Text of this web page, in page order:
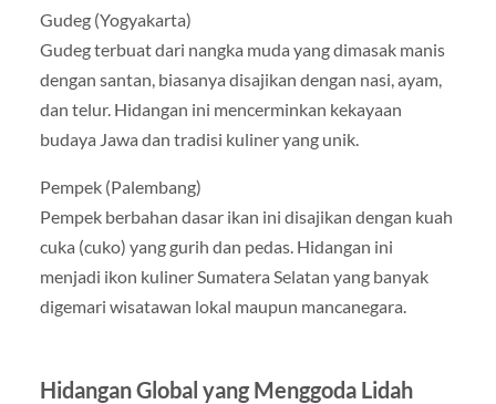
Gudeg (Yogyakarta)
Gudeg terbuat dari nangka muda yang dimasak manis
dengan santan, biasanya disajikan dengan nasi, ayam,
dan telur. Hidangan ini mencerminkan kekayaan
budaya Jawa dan tradisi kuliner yang unik.
Pempek (Palembang)
Pempek berbahan dasar ikan ini disajikan dengan kuah
cuka (cuko) yang gurih dan pedas. Hidangan ini
menjadi ikon kuliner Sumatera Selatan yang banyak
digemari wisatawan lokal maupun mancanegara.
Hidangan Global yang Menggoda Lidah